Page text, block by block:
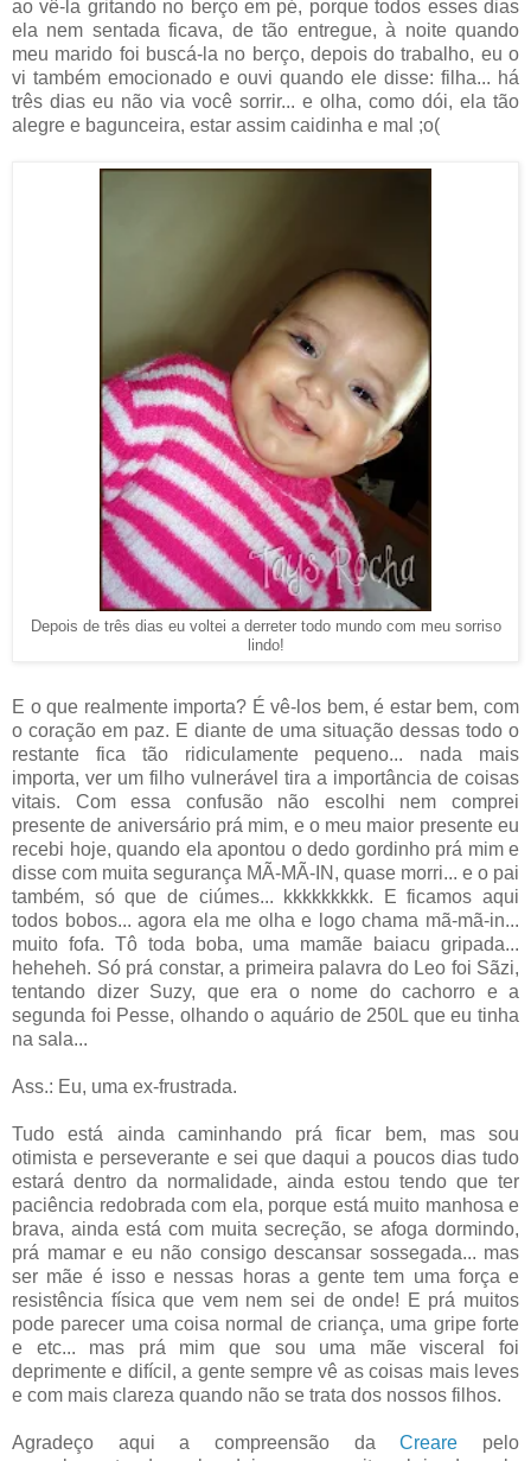
ao vê-la gritando no berço em pé, porque todos esses dias
ela nem sentada ficava, de tão entregue, à noite quando
meu marido foi buscá-la no berço, depois do trabalho, eu o
vi também emocionado e ouvi quando ele disse: filha... há
três dias eu não via você sorrir... e olha, como dói, ela tão
alegre e bagunceira, estar assim caidinha e mal ;o(
Depois de três dias eu voltei a derreter todo mundo com meu sorriso
lindo!
E o que realmente importa? É vê-los bem, é estar bem, com
o coração em paz. E diante de uma situação dessas todo o
restante fica tão ridiculamente pequeno... nada mais
importa, ver um filho vulnerável tira a importância de coisas
vitais. Com essa confusão não escolhi nem comprei
presente de aniversário prá mim, e o meu maior presente eu
recebi hoje, quando ela apontou o dedo gordinho prá mim e
disse com muita segurança MÃ-MÃ-IN, quase morri... e o pai
também, só que de ciúmes... kkkkkkkkk. E ficamos aqui
todos bobos... agora ela me olha e logo chama mã-mã-in...
muito fofa. Tô toda boba, uma mamãe baiacu gripada...
heheheh. Só prá constar, a primeira palavra do Leo foi Sãzi,
tentando dizer Suzy, que era o nome do cachorro e a
segunda foi Pesse, olhando o aquário de 250L que eu tinha
na sala...
Ass.: Eu, uma ex-frustrada.
Tudo está ainda caminhando prá ficar bem, mas sou
otimista e perseverante e sei que daqui a poucos dias tudo
estará dentro da normalidade, ainda estou tendo que ter
paciência redobrada com ela, porque está muito manhosa e
brava, ainda está com muita secreção, se afoga dormindo,
prá mamar e eu não consigo descansar sossegada... mas
ser mãe é isso e nessas horas a gente tem uma força e
resistência física que vem nem sei de onde! E prá muitos
pode parecer uma coisa normal de criança, uma gripe forte
e etc... mas prá mim que sou uma mãe visceral foi
deprimente e difícil, a gente sempre vê as coisas mais leves
e com mais clareza quando não se trata dos nossos filhos.
Agradeço aqui a compreensão daCreare pelo